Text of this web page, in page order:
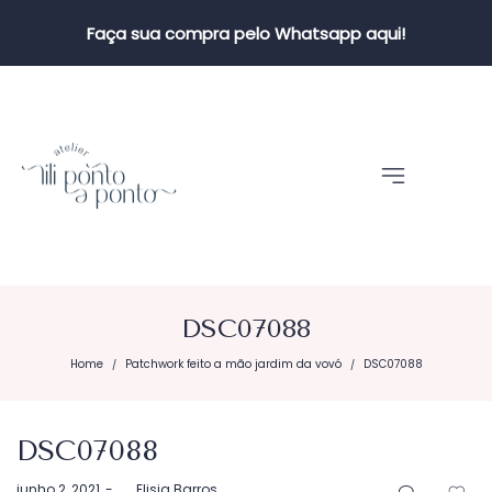
Faça sua compra pelo Whatsapp aqui!
DSC07088
Home / Patchwork feito a mão jardim da vovó / DSC07088
DSC07088
Postado